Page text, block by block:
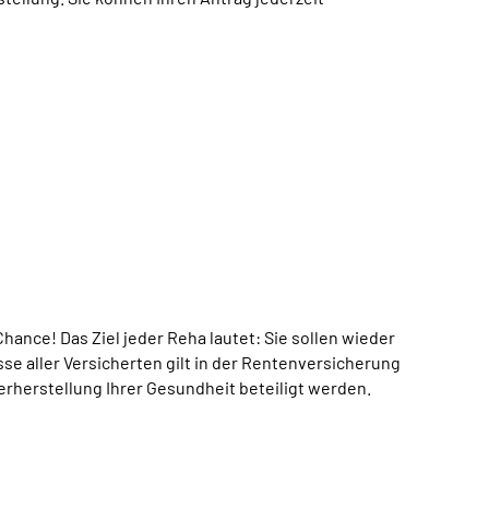
Das Ziel jeder Reha lautet: Sie sollen wieder
aller Versicherten gilt in der Rentenversicherung
Ihrer Gesundheit beteiligt werden.